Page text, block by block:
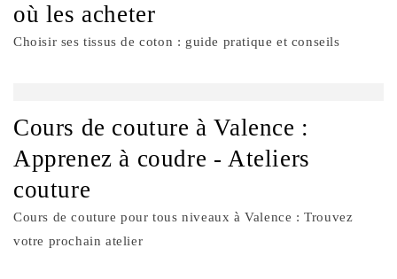
où les acheter
Choisir ses tissus de coton : guide pratique et conseils
Cours de couture à Valence :
Apprenez à coudre - Ateliers
couture
Cours de couture pour tous niveaux à Valence : Trouvez
votre prochain atelier